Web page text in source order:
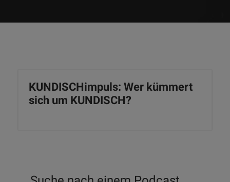
KUNDISCHimpuls: Wer kümmert
sich um KUNDISCH?